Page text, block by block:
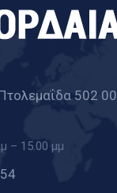
502 00
– 15.00 μμ